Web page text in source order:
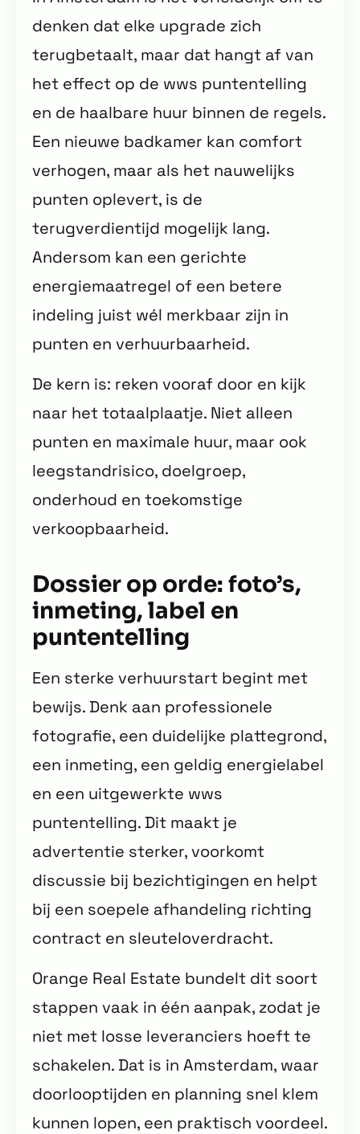
denken dat elke upgrade zich
terugbetaalt, maar dat hangt af van
het effect op de wws puntentelling
en de haalbare huur binnen de regels.
Een nieuwe badkamer kan comfort
verhogen, maar als het nauwelijks
punten oplevert, is de
terugverdientijd mogelijk lang.
Andersom kan een gerichte
energiemaatregel of een betere
indeling juist wél merkbaar zijn in
punten en verhuurbaarheid.
De kern is: reken vooraf door en kijk
naar het totaalplaatje. Niet alleen
punten en maximale huur, maar ook
leegstandrisico, doelgroep,
onderhoud en toekomstige
verkoopbaarheid.
Dossier op orde: foto’s,
inmeting, label en
puntentelling
Een sterke verhuurstart begint met
bewijs. Denk aan professionele
fotografie, een duidelijke plattegrond,
een inmeting, een geldig energielabel
en een uitgewerkte wws
puntentelling. Dit maakt je
advertentie sterker, voorkomt
discussie bij bezichtigingen en helpt
bij een soepele afhandeling richting
contract en sleuteloverdracht.
Orange Real Estate bundelt dit soort
stappen vaak in één aanpak, zodat je
niet met losse leveranciers hoeft te
schakelen. Dat is in Amsterdam, waar
doorlooptijden en planning snel klem
kunnen lopen, een praktisch voordeel.